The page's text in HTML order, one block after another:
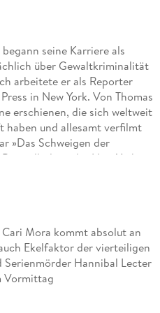
seine Karriere als
über Gewaltkriminalität
arbeitete er als Reporter
in New York. Von Thomas
erschienen, die sich weltweit
haben und allesamt verfilmt
»Das Schweigen der
der New York
Mora kommt absolut an
Ekelfaktor der vierteiligen
Serienmörder Hannibal Lecter
Vormittag